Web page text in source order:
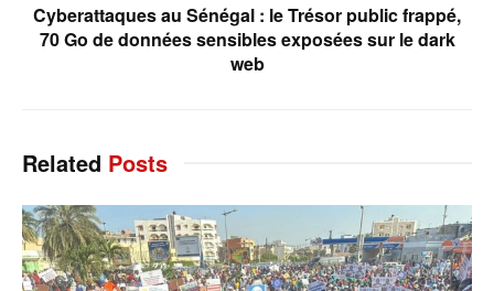
Cyberattaques au Sénégal : le Trésor public frappé,
70 Go de données sensibles exposées sur le dark
web
Related Posts